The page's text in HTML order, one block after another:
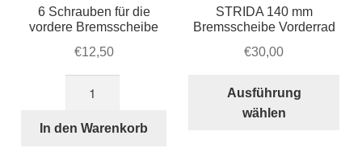
6 Schrauben für die
vordere Bremsscheibe
€12,50
für
In den Warenkorb
STRIDA 140 mm
Bremsscheibe Vorderrad
€30,00
Ausführung
wählen